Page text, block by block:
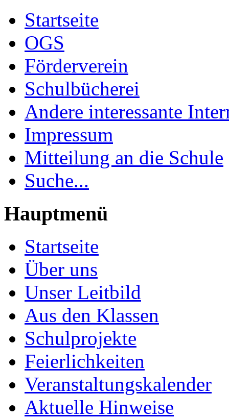
Startseite
OGS
Förderverein
Schulbücherei
Andere interessante
Impressum
Mitteilung an die Schule
Suche...
Hauptmenü
Startseite
Über uns
Unser Leitbild
Aus den Klassen
Schulprojekte
Feierlichkeiten
Veranstaltungskalender
Aktuelle Hinweise